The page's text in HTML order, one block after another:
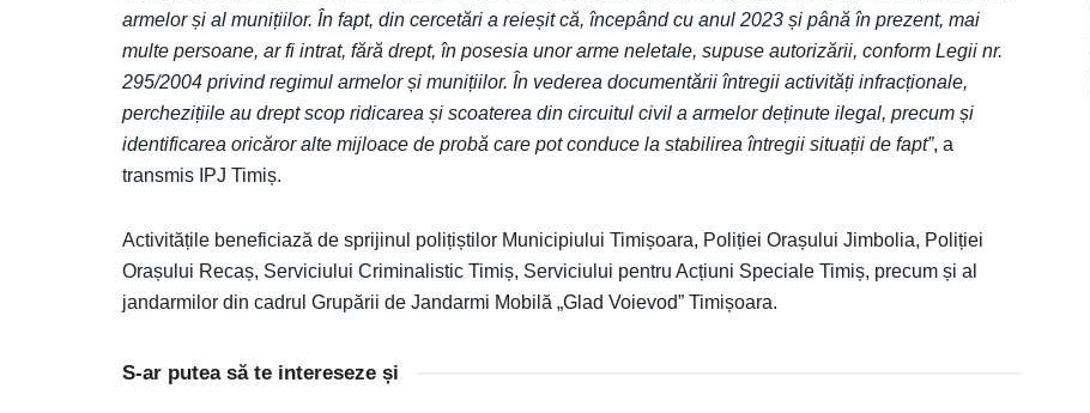
armelor și al munițiilor. În fapt, din cercetări a reieșit că, începând cu anul 2023 și până în prezent, mai
multe persoane, ar fi intrat, fără drept, în posesia unor arme neletale, supuse autorizării, conform Legii nr.
295/2004 privind regimul armelor și munițiilor. În vederea documentării întregii activități infracționale,
perchezițiile au drept scop ridicarea și scoaterea din circuitul civil a armelor deținute ilegal, precum și
identificarea oricăror alte mijloace de probă care pot conduce la stabilirea întregii situații de fapt”, a
transmis IPJ Timiș.
Activitățile beneficiază de sprijinul polițiștilor Municipiului Timișoara, Poliției Orașului Jimbolia, Poliției
Orașului Recaș, Serviciului Criminalistic Timiș, Serviciului pentru Acțiuni Speciale Timiș, precum și al
jandarmilor din cadrul Grupării de Jandarmi Mobilă „Glad Voievod” Timișoara.
S-ar putea să te intereseze și